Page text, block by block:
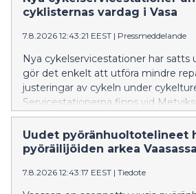
cyklisternas vardag i Vasa
7.8.2026 12:43:21 EEST | Pressmeddelande
Nya cykelservicestationer har satts
gör det enkelt att utföra mindre
justeringar av cykeln under
Servicestationerna finns vid
parkeringen i Inre hamnen och
Resecentret.
Uudet pyöränhuoltotelineet
pyöräilijöiden arkea Vaasassa
7.8.2026 12:43:17 EEST | Tiedote